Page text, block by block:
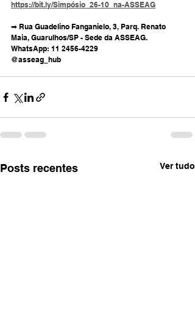
https://bit.ly/Simpósio_26-10_na-ASSEAG
➡ Rua Guadelino Fanganielo, 3, Parq. Renato
Maia, Guarulhos/SP - Sede da ASSEAG.
WhatsApp: 11 2456-4229
@asseag_hub
Posts recentes Ver tudo